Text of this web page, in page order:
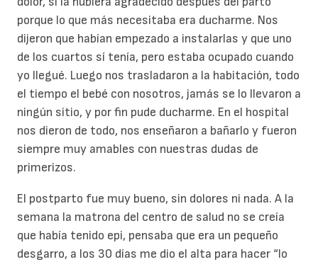
porque lo que más necesitaba era ducharme. Nos
dijeron que habían empezado a instalarlas y que uno
de los cuartos sí tenía, pero estaba ocupado cuando
yo llegué. Luego nos trasladaron a la habitación, todo
el tiempo el bebé con nosotros, jamás se lo llevaron a
ningún sitio, y por fin pude ducharme. En el hospital
nos dieron de todo, nos enseñaron a bañarlo y fueron
siempre muy amables con nuestras dudas de
primerizos.
El postparto fue muy bueno, sin dolores ni nada. A la
semana la matrona del centro de salud no se creía
que había tenido epi, pensaba que era un pequeño
desgarro, a los 30 días me dio el alta para hacer “lo